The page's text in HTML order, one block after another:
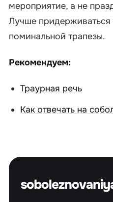
мероприятие, а не
Лучше
поминальной трапезы.
Рекомендуем:
Траурная речь
Как отвечать на